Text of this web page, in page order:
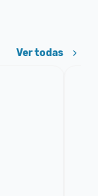
Ver todas